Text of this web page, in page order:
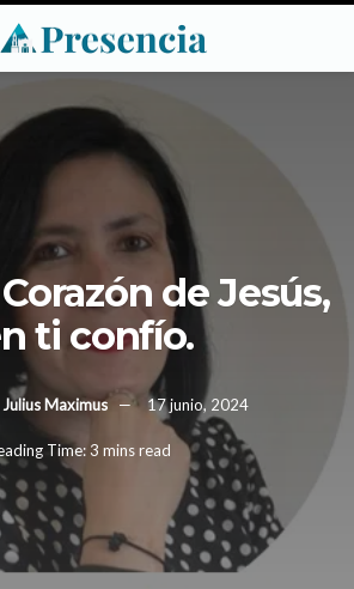
de Jesús,
ti confío.
Julius Maximus 17 junio, 2024
Time: 3 mins read